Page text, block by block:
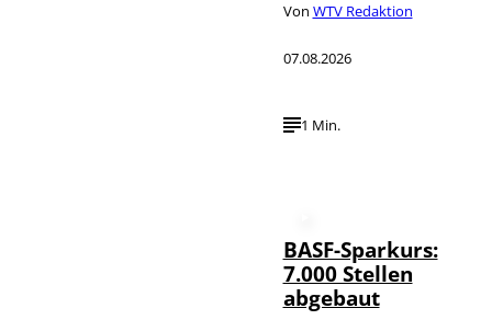
Von WTV Redaktion
07.08.2026
1 Min.
BASF-Sparkurs:
7.000 Stellen
abgebaut